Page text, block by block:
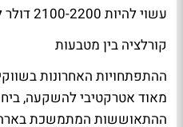
עשוי להיות 2100-2200 דולר לאונקיה.
קורלציה בין מטבעות
ההתפתחויות האחרונות
מאוד אטרקטיבי להשקעה,
ההתאוששות המתמשכת